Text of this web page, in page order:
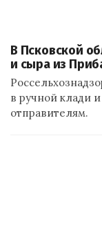
В Псковской
и сыра из
в ручной клади
отправителям.